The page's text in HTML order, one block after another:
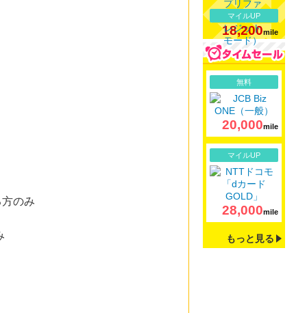
のみ
マイルUP
18,200mile
無料
20,000mile
マイルUP
28,000mile
もっと見る